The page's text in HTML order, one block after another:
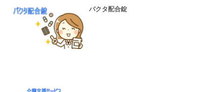
バクタ配合錠